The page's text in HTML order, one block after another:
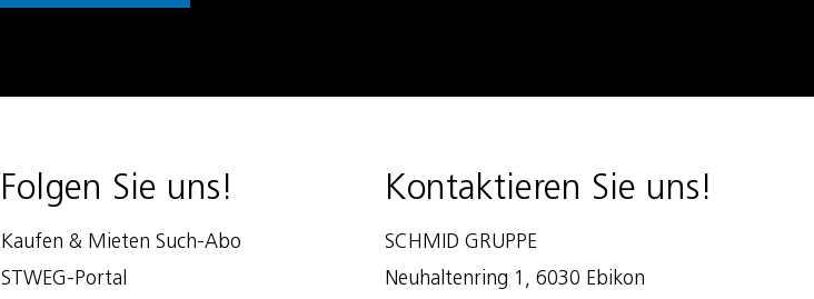
Folgen Sie uns!
Kaufen & Mieten Such-Abo
STWEG-Portal
Kontaktieren Sie uns!
SCHMID GRUPPE
Neuhaltenring 1, 6030 Ebikon